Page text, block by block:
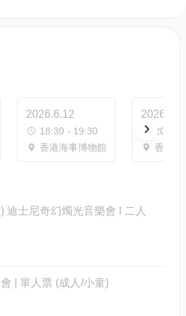
2026.6.12
18:30 - 19:30
香港海事博物館
20:30
香港海
迪士尼奇幻燭光音樂會 l 二人
| 單人票 (成人/小童)